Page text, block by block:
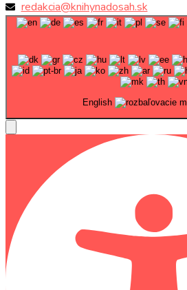
redakcia@knihynadosah.sk
English